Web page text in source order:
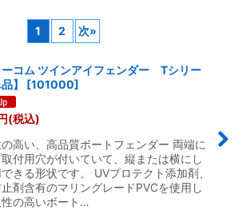
絞り込む
1 2 次»
ーコム ツインアイフェンダー Tシリー
】
[101000]
(税込)
高い、高品質ボートフェンダー 両端に
付用穴が付いていて、縦または横にし
きる形状です。 UVプロテクト添加剤、
剤含有のマリングレードPVCを使用し
性の高いボート…